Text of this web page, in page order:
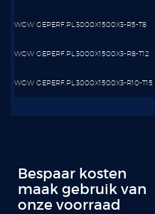
WGW GEPERF.PL.3000X1500X3-R5-T8
WGW GEPERF.PL.3000X1500X3-R8-T12
WGW GEPERF.PL.3000X1500X3-R10-T15
Bespaar kosten
maak gebruik van
onze voorraad